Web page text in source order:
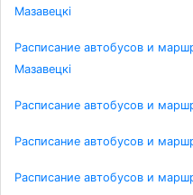
Мазавецкі
Расписание автобусов и
Мазавецкі
Расписание автобусов и
Расписание автобусов и
Расписание автобусов и